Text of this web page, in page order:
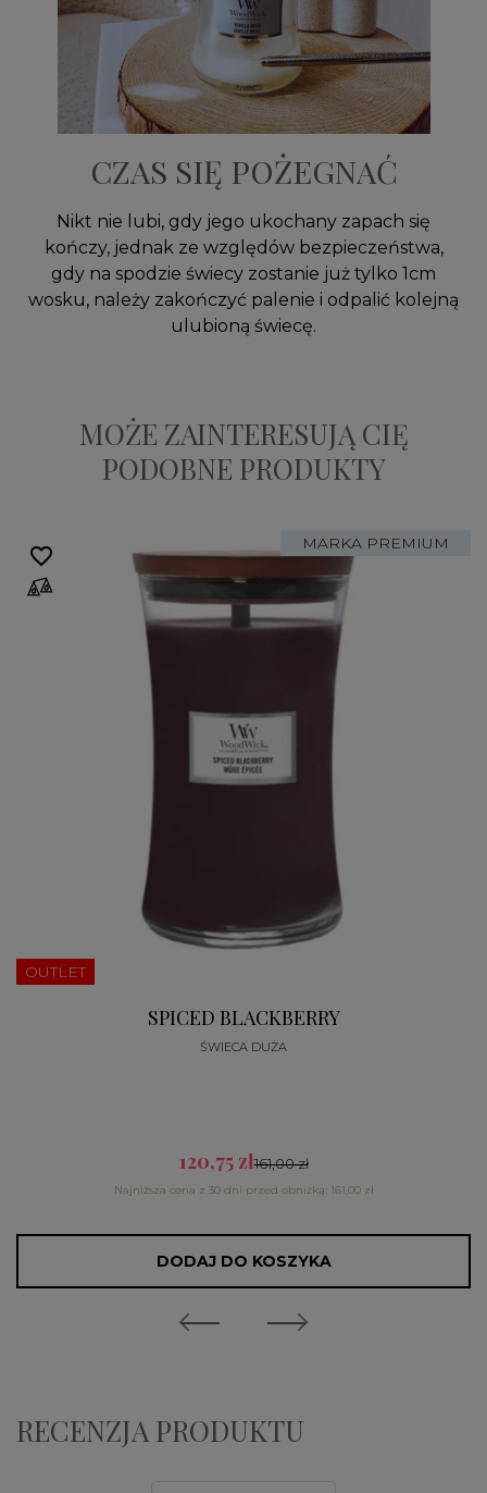
CZAS SIĘ POŻEGNAĆ
Nikt nie lubi, gdy jego ukochany zapach się
kończy, jednak ze względów bezpieczeństwa,
gdy na spodzie świecy zostanie już tylko 1cm
wosku, należy zakończyć palenie i odpalić kolejną
ulubioną świecę.
MOŻE ZAINTERESUJĄ CIĘ
PODOBNE PRODUKTY
MARKA PREMIUM
OUTLET
SPICED BLACKBERRY
ŚWIECA DUŻA
120,75 zł161,00 zł
Najniższa cena z 30 dni przed obniżką: 161,00 zł
DODAJ DO KOSZYKA
favorite_border
RECENZJA PRODUKTU